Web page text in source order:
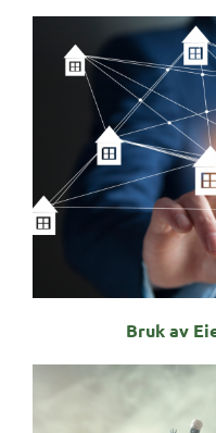
Bruk av